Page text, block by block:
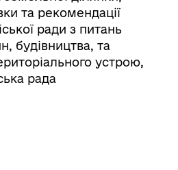
та рекомендації
ради з питань
будівництва, та
устрою,
рада